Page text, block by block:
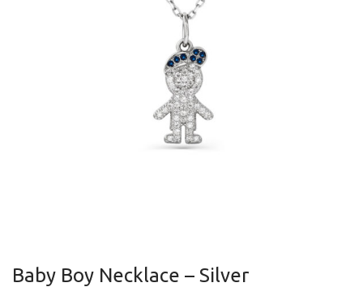
Baby Boy Necklace – Silver